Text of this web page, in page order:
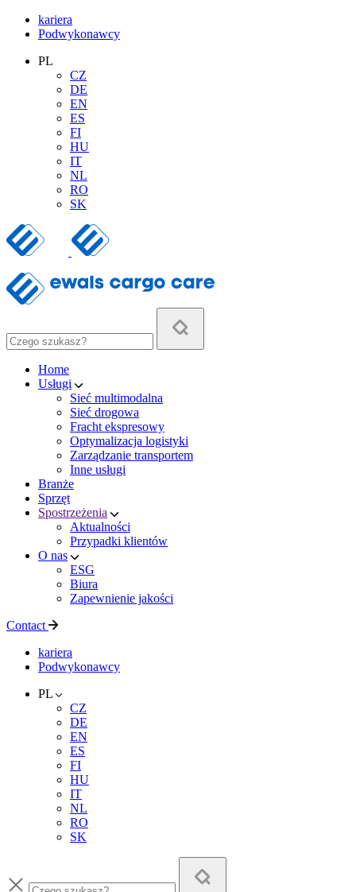
kariera
Podwykonawcy
PL
CZ
DE
EN
ES
FI
HU
IT
NL
RO
SK
Home
Usługi
Sieć multimodalna
Sieć drogowa
Fracht ekspresowy
Optymalizacja logistyki
Zarządzanie transportem
Inne usługi
Branże
Sprzęt
Spostrzeżenia
Aktualności
Przypadki klientów
O nas
ESG
Biura
Zapewnienie jakości
Contact
kariera
Podwykonawcy
PL
CZ
DE
EN
ES
FI
HU
IT
NL
RO
SK